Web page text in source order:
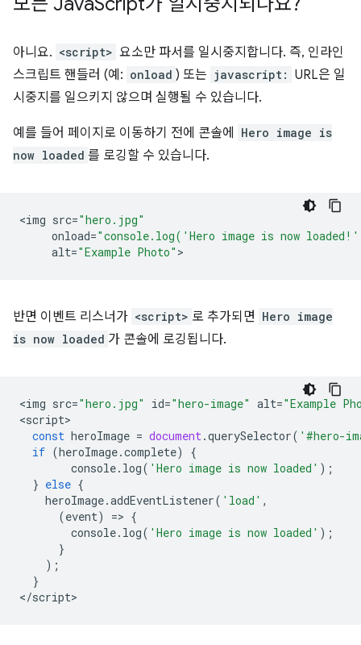
아니요. <script> 요소만 파서를 일시중지합니다. 즉, 인라인
스크립트 핸들러 (예: onload ) 또는 javascript: URL은 일
시중지를 일으키지 않으며 실행될 수 있습니다.
예를 들어 페이지로 이동하기 전에 콘솔에
Hero image is
now loaded 를 로깅할 수 있습니다.
<img src="hero.jpg"
onload="console.log('Hero image is now
alt="Example Photo"
반면 이벤트 리스너가 <script> 로 추가되면 Hero image
is now loaded 가 콘솔에 로깅됩니다.
<img src="hero.jpg" id="hero-image" alt="Example
<script
const heroImage = document.querySelector( '#hero-
if (heroImage.complete)
{
console. log( 'Hero image is now loaded' );
} else {
heroImage.addEventListener( 'load' ,
(event) => {
console. log( 'Hero image is now loaded' );
}
);
}
</script